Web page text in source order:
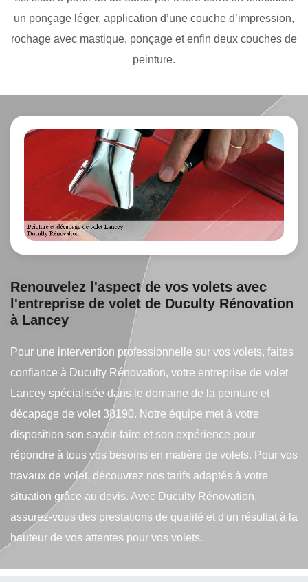
un ponçage léger, application d’une couche d’impression,
rochage avec mastique, ponçage et enfin deux couches de
peinture.
Renouvelez l'aspect de vos volets avec
l'entreprise de volet de Duculty Rénovation
à Lancey
Pour une intervention professionnelle sur vos volets, faites
confiance à Duculty Rénovation, votre entreprise de volet
Lancey spécialisée dans le domaine de la peinture et
décapage de volet 38190. Notre équipe met à votre
disposition son savoir-faire et son expérience pour
répondre à tous vos besoins en matière de volets. Pour vos
travaux de volet, découvrez nos tarifs adaptés à votre
situation grâce au devis. Avec Duculty Rénovation,
assurez-vous des prestations de qualité et d'un résultat à la
hauteur de vos attentes pour vos volets.